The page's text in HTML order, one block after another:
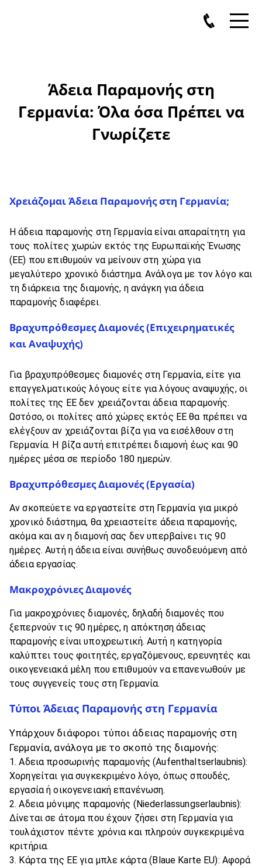
Άδεια Παραμονής στη
Γερμανία: Όλα όσα Πρέπει να
Γνωρίζετε
Χρειάζομαι Άδεια Παραμονής στη Γερμανία;
Η άδεια παραμονής στη Γερμανία είναι απαραίτητη για
τους πολίτες χωρών εκτός της Ευρωπαϊκής Ένωσης
(ΕΕ) που επιθυμούν να μείνουν στη χώρα για
μεγαλύτερο χρονικό διάστημα. Ανάλογα με τον λόγο και
τη διάρκεια της διαμονής, η ανάγκη για άδεια
παραμονής διαφέρει.
Βραχυπρόθεσμες Διαμονές (Επιχειρηματικές
και Αναψυχής)
Για βραχυπρόθεσμες διαμονές στη Γερμανία, είτε για
επαγγελματικούς λόγους είτε για λόγους αναψυχής, οι
πολίτες της ΕΕ δεν χρειάζονται άδεια παραμονής.
Ωστόσο, οι πολίτες από χώρες εκτός ΕΕ θα πρέπει να
ελέγξουν αν χρειάζονται βίζα για να εισέλθουν στη
Γερμανία. Η βίζα αυτή επιτρέπει διαμονή έως και 90
ημέρες μέσα σε περίοδο 180 ημερών.
Βραχυπρόθεσμες Διαμονές (Εργασία)
Αν σκοπεύετε να εργαστείτε στη Γερμανία για μικρό
χρονικό διάστημα, θα χρειαστείτε άδεια παραμονής,
ακόμα και αν η διαμονή σας δεν υπερβαίνει τις 90
ημέρες. Αυτή η άδεια είναι συνήθως συνοδευόμενη από
άδεια εργασίας.
Μακροχρόνιες Διαμονές
Για μακροχρόνιες διαμονές, δηλαδή διαμονές που
ξεπερνούν τις 90 ημέρες, η απόκτηση άδειας
παραμονής είναι υποχρεωτική. Αυτή η κατηγορία
καλύπτει τους φοιτητές, εργαζόμενους, ερευνητές και
οικογενειακά μέλη που επιθυμούν να επανενωθούν με
τους συγγενείς τους στη Γερμανία.
Τύποι Άδειας Παραμονής στη Γερμανία
Υπάρχουν διάφοροι τύποι άδειας παραμονής στη
Γερμανία, ανάλογα με το σκοπό της διαμονής:
Αδεια προσωρινής παραμονής (Aufenthaltserlaubnis):
Χορηγείται για συγκεκριμένο λόγο, όπως σπουδές,
εργασία ή οικογενειακή επανένωση.
Αδεια μόνιμης παραμονής (Niederlassungserlaubnis):
Δίνεται σε άτομα που έχουν ζήσει στη Γερμανία για
τουλάχιστον πέντε χρόνια και πληρούν συγκεκριμένα
κριτήρια.
Κάρτα της ΕΕ για μπλε κάρτα (Blaue Karte EU): Αφορά